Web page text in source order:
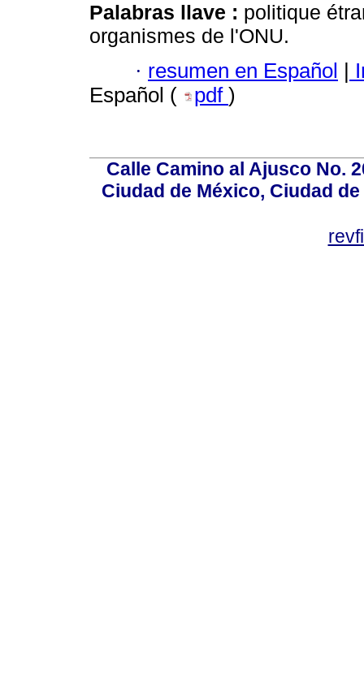
Palabras llave : politique
organismes de l'ONU.
· resumen en Español |
Español (
pdf )
Calle Camino al Ajusco No.
Ciudad de México, Ciudad